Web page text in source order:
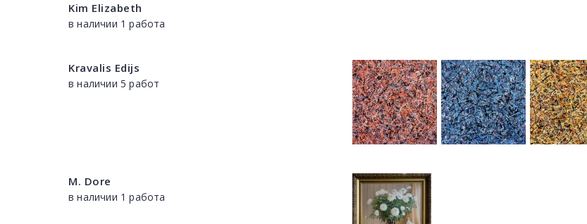
Kim Elizabeth
в наличии 1 работа
Kravalis Edijs
в наличии 5 работ
M. Dore
в наличии 1 работа